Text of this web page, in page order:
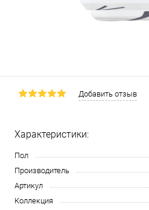
Добавить отзыв
Характеристики:
Пол
Производитель
Артикул
Коллекция